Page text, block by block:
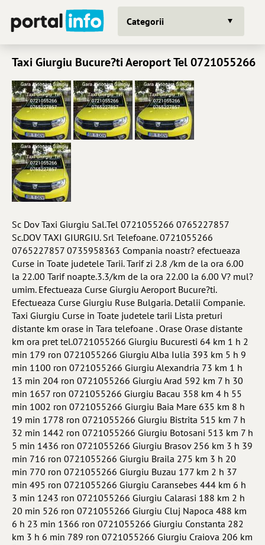
Categorii
Taxi Giurgiu Bucure?ti Aeroport Tel 0721055266
Sc Dov Taxi Giurgiu Sal.Tel 0721055266 0765227857
Sc.DOV TAXI GIURGIU. Srl Telefoane. 0721055266
0765227857 0735958363 Compania noastr? efectueaza
Curse in Toate judetele Tarii. Tarif zi 2.8 /km de la ora 6.00
la 22.00 Tarif noapte.3.3/km de la ora 22.00 la 6.00 V? mul?
umim. Efectueaza Curse Giurgiu Aeroport Bucure?ti.
Efectueaza Curse Giurgiu Ruse Bulgaria. Detalii Companie.
Taxi Giurgiu Curse in Toate judetele tarii Lista preturi
distante km orase in Tara telefoane . Orase Orase distante
km ora pret tel.0721055266 Giurgiu Bucuresti 64 km 1 h 2
min 179 ron 0721055266 Giurgiu Alba Iulia 393 km 5 h 9
min 1100 ron 0721055266 Giurgiu Alexandria 73 km 1 h
13 min 204 ron 0721055266 Giurgiu Arad 592 km 7 h 30
min 1657 ron 0721055266 Giurgiu Bacau 358 km 4 h 55
min 1002 ron 0721055266 Giurgiu Baia Mare 635 km 8 h
19 min 1778 ron 0721055266 Giurgiu Bistrita 515 km 7 h
32 min 1442 ron 0721055266 Giurgiu Botosani 513 km 7 h
5 min 1436 ron 0721055266 Giurgiu Brasov 256 km 3 h 39
min 716 ron 0721055266 Giurgiu Braila 275 km 3 h 20
min 770 ron 0721055266 Giurgiu Buzau 177 km 2 h 37
min 495 ron 0721055266 Giurgiu Caransebes 444 km 6 h
3 min 1243 ron 0721055266 Giurgiu Calarasi 188 km 2 h
20 min 526 ron 0721055266 Giurgiu Cluj Napoca 488 km
6 h 23 min 1366 ron 0721055266 Giurgiu Constanta 282
km 3 h 6 min 789 ron 0721055266 Giurgiu Craiova 206 km